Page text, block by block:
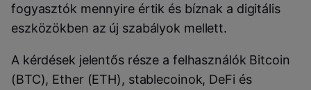
fogyasztók mennyire értik és bíznak a digitális
eszközökben az új szabályok mellett.
A kérdések jelentős része a felhasználók Bitcoin
(BTC), Ether (ETH), stablecoinok, DeFi és